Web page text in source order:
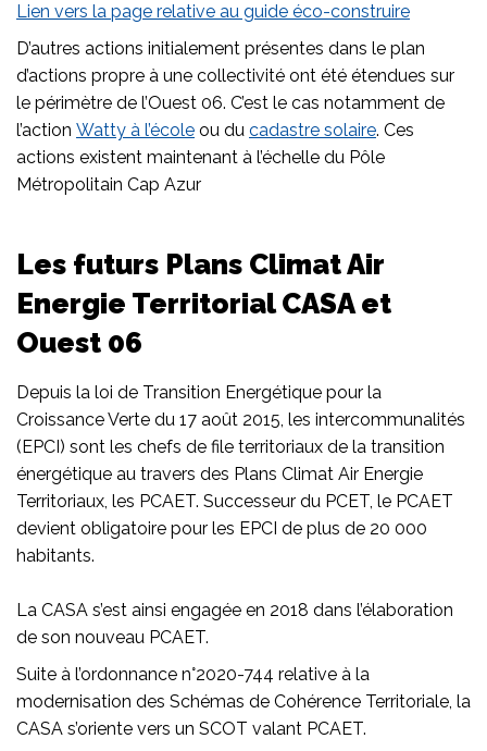
Lien vers la page relative au guide éco-construire
D’autres actions initialement présentes dans le plan
d’actions propre à une collectivité ont été étendues sur
le périmètre de l’Ouest 06. C’est le cas notamment de
l’action Watty à l’école ou du cadastre solaire. Ces
actions existent maintenant à l’échelle du Pôle
Métropolitain Cap Azur
Les futurs Plans Climat Air
Energie Territorial CASA et
Ouest 06
Depuis la loi de Transition Energétique pour la
Croissance Verte du 17 août 2015, les intercommunalités
(EPCI) sont les chefs de file territoriaux de la transition
énergétique au travers des Plans Climat Air Energie
Territoriaux, les PCAET. Successeur du PCET, le PCAET
devient obligatoire pour les EPCI de plus de 20 000
habitants.
La CASA s’est ainsi engagée en 2018 dans l’élaboration
de son nouveau PCAET.
Suite à l’ordonnance n°2020-744 relative à la
modernisation des Schémas de Cohérence Territoriale, la
CASA s’oriente vers un SCOT valant PCAET.